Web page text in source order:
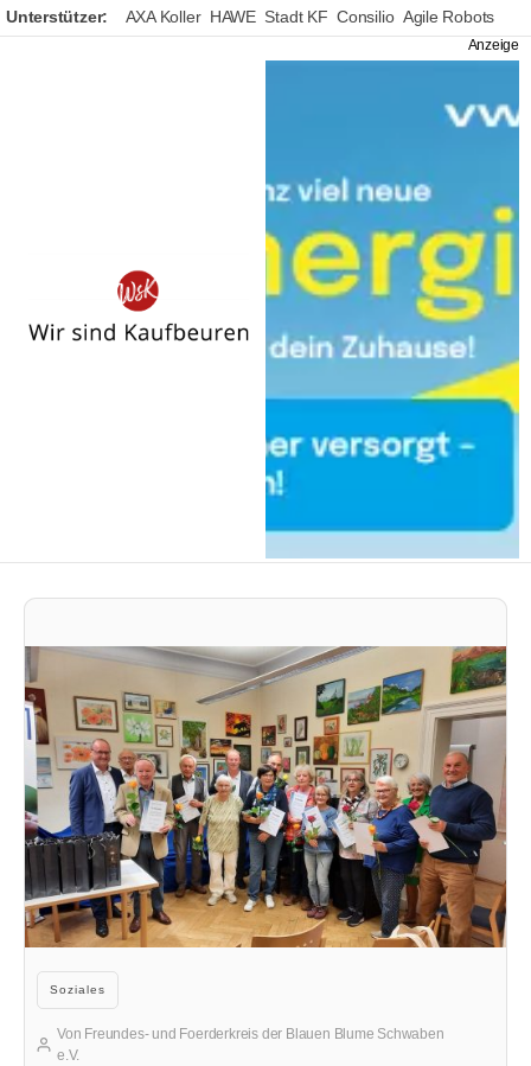
Unterstützer: AXA Koller HAWE Stadt KF Consilio Agile Robots
Freundes- und Foerderkreis
der Blauen Blume Schwaben e.V.
Kategorien
Soziales
Beitragsautor
Von Freundes- und Foerderkreis der Blauen Blume Schwaben
e.V.